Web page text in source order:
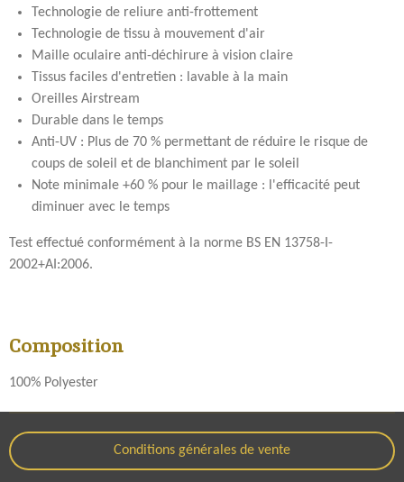
Technologie de reliure anti-frottement
Technologie de tissu à mouvement d'air
Maille oculaire anti-déchirure à vision claire
Tissus faciles d'entretien : lavable à la main
Oreilles Airstream
Durable dans le temps
Anti-UV : Plus de 70 % permettant de réduire le risque de
coups de soleil et de blanchiment par le soleil
Note minimale +60 % pour le maillage : l'efficacité peut
diminuer avec le temps
Test effectué conformément à la norme BS EN 13758-I-
2002+AI:2006.
Composition
100% Polyester
Conditions générales de vente